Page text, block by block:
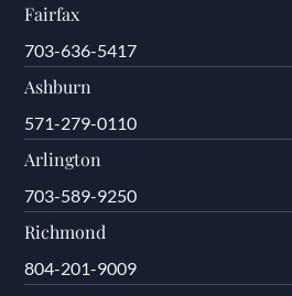
Fairfax
703-636-5417
Ashburn
571-279-0110
Arlington
703-589-9250
Richmond
804-201-9009